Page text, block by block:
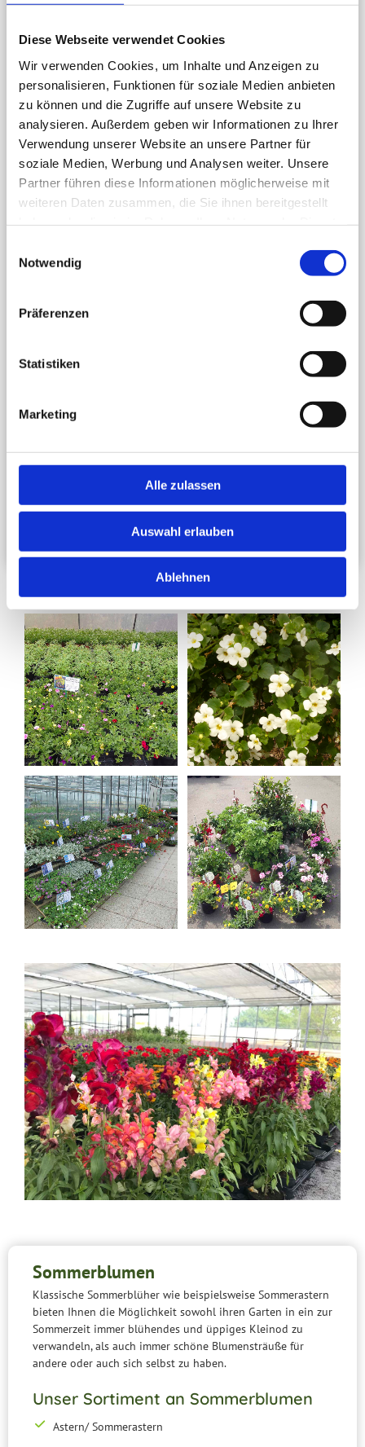
Diese Webseite verwendet Cookies
Wir verwenden Cookies, um Inhalte und Anzeigen zu
personalisieren, Funktionen für soziale Medien anbieten
zu können und die Zugriffe auf unsere Website zu
analysieren. Außerdem geben wir Informationen zu Ihrer
Verwendung unserer Website an unsere Partner für
soziale Medien, Werbung und Analysen weiter. Unsere
Partner führen diese Informationen möglicherweise mit
weiteren Daten zusammen, die Sie ihnen bereitgestellt
Notwendig
Präferenzen
Statistiken
Marketing
Alle zulassen
Auswahl erlauben
Ablehnen
Hängepetunie, Surfinia einfach blühend, versch. Farben
Hänge-Verbene versch. Farben
Husarenkopf
Lobelie, großblumig versch. Farben
Mini-Hängepetunien einfach blühend
Mini-Hängepetunien gefüllt blühend versch. Farben
Farben
Schneeflocke gefüllt blühend versch. Farben
Mixies
Mini-Hängepetunien, gefüllt 3 Farben
Species-Mix (3 verschiedene Arten)
Fächerblumen-Mix 3 Farben
Sommerblumen
Klassische Sommerblüher wie beispielsweise Sommerastern
bieten Ihnen die Möglichkeit sowohl ihren Garten in ein zur
Sommerzeit immer blühendes und üppiges Kleinod zu
verwandeln, als auch immer schöne Blumensträuße für
andere oder auch sich selbst zu haben.
Unser Sortiment an Sommerblumen
Astern/ Sommerastern